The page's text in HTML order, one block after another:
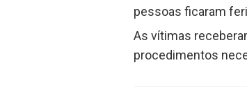
pessoas ficaram
As vítimas
procedimentos